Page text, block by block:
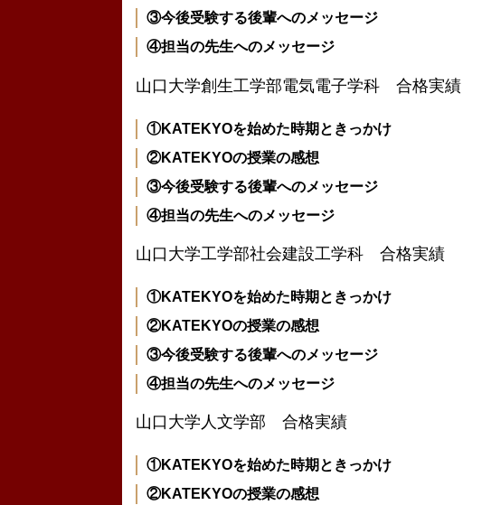
③今後受験する後輩へのメッセージ
④担当の先生へのメッセージ
山口大学創生工学部電気電子学科 合格実績
①KATEKYOを始めた時期ときっかけ
②KATEKYOの授業の感想
③今後受験する後輩へのメッセージ
④担当の先生へのメッセージ
山口大学工学部社会建設工学科 合格実績
①KATEKYOを始めた時期ときっかけ
②KATEKYOの授業の感想
③今後受験する後輩へのメッセージ
④担当の先生へのメッセージ
山口大学人文学部 合格実績
①KATEKYOを始めた時期ときっかけ
②KATEKYOの授業の感想